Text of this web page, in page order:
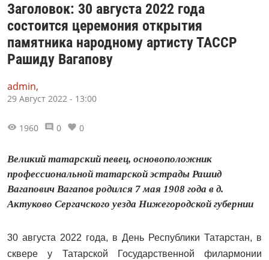
Заголовок: 30 августа 2022 года
состоится церемония открытия
памятника народному артисту ТАССР
Рашиду Вагапову
admin,
29 Август 2022 - 13:00
1960 0 0
Великий татарский певец, основоположник
профессиональной татарской эстрады Рашид
Вагапович Вагапов родился 7 мая 1908 года в д.
Актуково Сергачского уезда Нижегородской губернии
30 августа 2022 года, в День Республики Татарстан, в
сквере у Татарской Государственной филармонии